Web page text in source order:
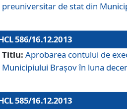
preuniversitar de stat din
586/16.12.2013
Titlu: Aprobarea contului de
Municipiului Braşov în luna
585/16.12.2013